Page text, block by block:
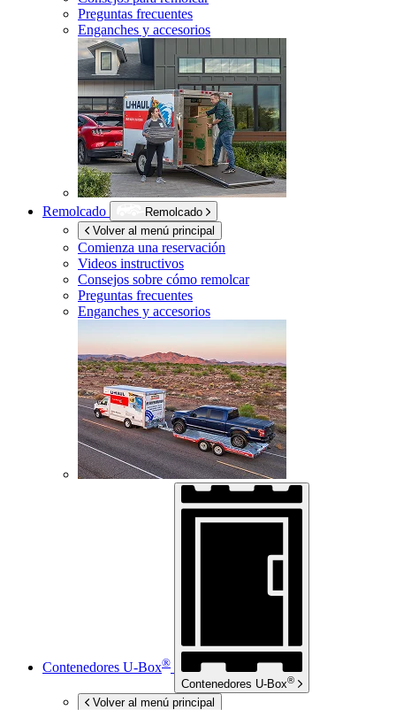
Preguntas frecuentes
Enganches y accesorios
Remolcado
Remolcado
Volver al menú principal
Comienza una reservación
Videos instructivos
Consejos sobre cómo remolcar
Preguntas frecuentes
Enganches y accesorios
Contenedores U-Box®
Contenedores U-Box®
Volver al menú principal